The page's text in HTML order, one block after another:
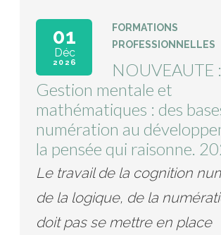
01
Déc
2026
FORMATIONS
PROFESSIONNELLES
NOUVEAUTE :
Gestion mentale et
mathématiques : des
numération au
la pensée qui raisonne.
Le travail de la cognition
de la logique, de la
doit pas se mettre en place